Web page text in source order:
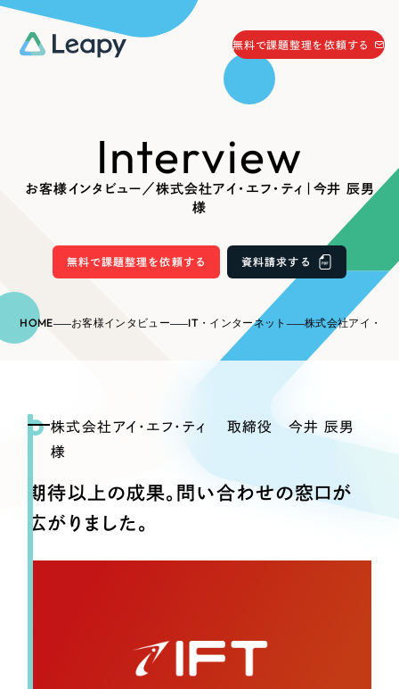
選ばれる理由
Service
お役立ち情報
無料で課題整理を依頼
無料で課題整理を依頼する
058-215-0066
24時間受付
資料請求する
Web Produce
コーポレートサイト制作
ECサイト制作
ブランドサイト制作
コーポレート・企業サイト （278件）
会社情報
お客様インタビュー／株式会社アイ・エフ・ティ｜今井 辰男
様
Interview
無料で課題整理を依頼する 資料請求する
HOME お客様インタビュー IT・インターネット 株式会社アイ・エ
株式会社アイ・エフ・ティ 取締役 今井 辰男
様
期待以上の成果。問い合わせの窓口が
広がりました。